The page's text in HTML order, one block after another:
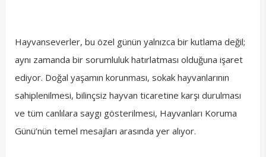
Hayvanseverler, bu özel günün yalnızca bir kutlama değil;
aynı zamanda bir sorumluluk hatırlatması olduğuna işaret
ediyor. Doğal yaşamın korunması, sokak hayvanlarının
sahiplenilmesi, bilinçsiz hayvan ticaretine karşı durulması
ve tüm canlılara saygı gösterilmesi, Hayvanları Koruma
Günü’nün temel mesajları arasında yer alıyor.